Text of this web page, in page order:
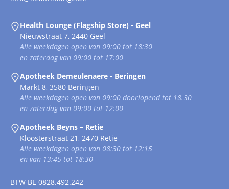
Health Lounge (Flagship Store) - Geel
Nieuwstraat 7, 2440 Geel
Alle weekdagen open van 09:00 tot 18:30
en zaterdag van 09:00 tot 17:00
Apotheek Demeulenaere - Beringen
Markt 8, 3580 Beringen
Alle weekdagen open van 09:00 doorlopend tot 18.30
en zaterdag van 09:00 tot 12:00
Apotheek Beyns – Retie
Kloosterstraat 21, 2470 Retie
Alle weekdagen open van 08:30 tot 12:15
en van 13:45 tot 18:30
BTW BE 0828.492.242